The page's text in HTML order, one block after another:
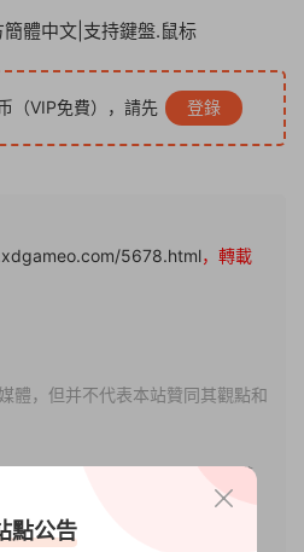
體中文|支持鍵盤.鼠标
（VIP免費），請先 登錄
5678.html，轉載
體，但并不代表本站贊同其觀點和
他商業活動，請您購買正版授權
點公告